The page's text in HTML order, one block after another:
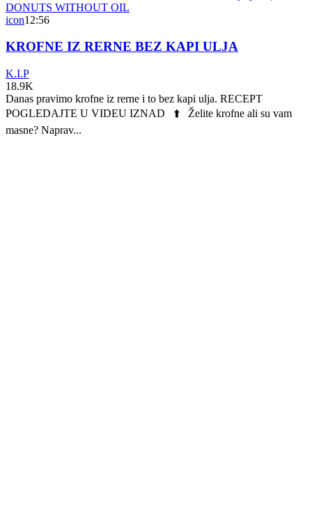
icon12:56
KROFNE IZ RERNE BEZ KAPI ULJA
K.I.P
18.9K
Danas pravimo krofne iz rerne i to bez kapi ulja. RECEPT
POGLEDAJTE U VIDEU IZNAD ⬆️ Želite krofne ali su vam
masne? Naprav...